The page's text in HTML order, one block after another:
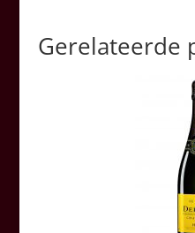
Gerelateerde